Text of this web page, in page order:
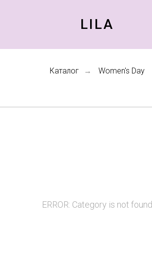
LILA
Каталог → Women's Day
ERROR: Category is not found